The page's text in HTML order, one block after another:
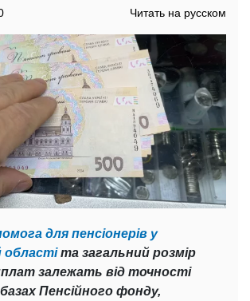
Читать на русском
для пенсіонерів у
областіта загальний розмір
залежать від точності
базах Пенсійного фонду,